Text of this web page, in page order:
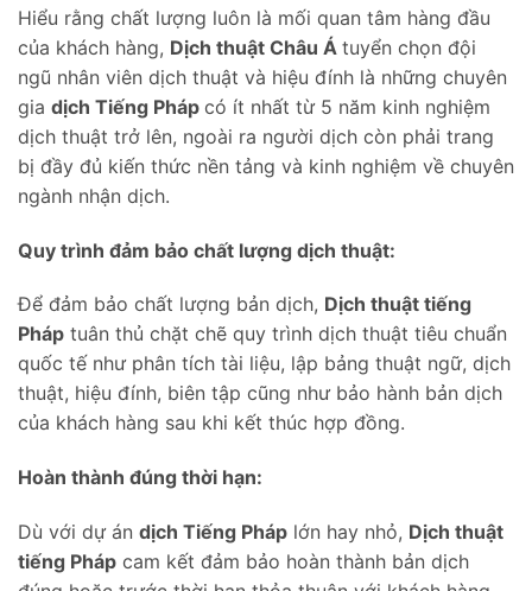
Hiểu rằng chất lượng luôn là mối quan tâm hàng đầu
của khách hàng, Dịch thuật Châu Á tuyển chọn đội
ngũ nhân viên dịch thuật và hiệu đính là những chuyên
gia dịch Tiếng Pháp có ít nhất từ 5 năm kinh nghiệm
dịch thuật trở lên, ngoài ra người dịch còn phải trang
bị đầy đủ kiến thức nền tảng và kinh nghiệm về chuyên
ngành nhận dịch.
Quy trình đảm bảo chất lượng dịch thuật:
Để đảm bảo chất lượng bản dịch, Dịch thuật tiếng
Pháp tuân thủ chặt chẽ quy trình dịch thuật tiêu chuẩn
quốc tế như phân tích tài liệu, lập bảng thuật ngữ, dịch
thuật, hiệu đính, biên tập cũng như bảo hành bản dịch
của khách hàng sau khi kết thúc hợp đồng.
Hoàn thành đúng thời hạn:
Dù với dự án dịch Tiếng Pháp lớn hay nhỏ, Dịch thuật
tiếng Pháp cam kết đảm bảo hoàn thành bản dịch